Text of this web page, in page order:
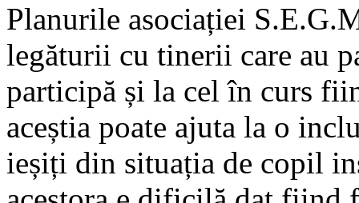
Planurile asociației
legăturii cu tinerii care au
participă și la cel în curs
aceștia poate ajuta la o
ieșiți din situația de copil